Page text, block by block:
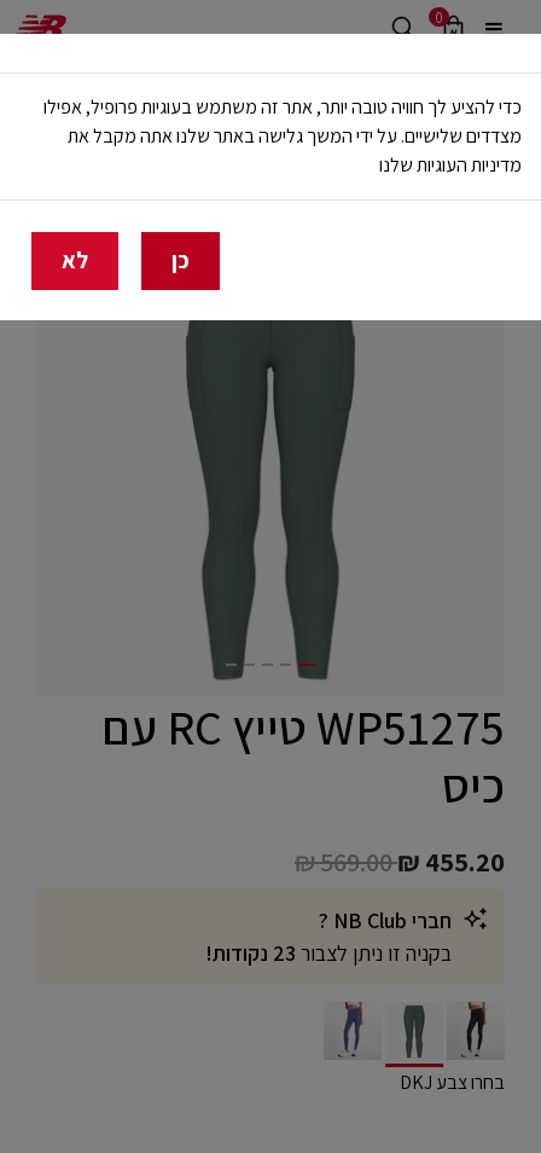
0
משלוח חינם מעל 499 ש"ח
🔥 20% הנחה על כל הביגוד באתר ובחנויות - לזמן מוגבל
בית נשים בגדים מכנסיים ארוכים וטייצים
WP51275 טייץ RC עם
כיס
Price reduced from
₪ 569.00to
₪ 455.20
חברי NB Club ?
בקניה זו ניתן לצבור
selected בחרו צבע DKJ
כדי להציע לך חוויה טובה יותר, אתר זה משתמש בעוגיות פרופיל, אפילו
מצדדים שלישיים. על ידי המשך גלישה באתר שלנו אתה מקבל את
מדיניות העוגיות שלנו
כן לא